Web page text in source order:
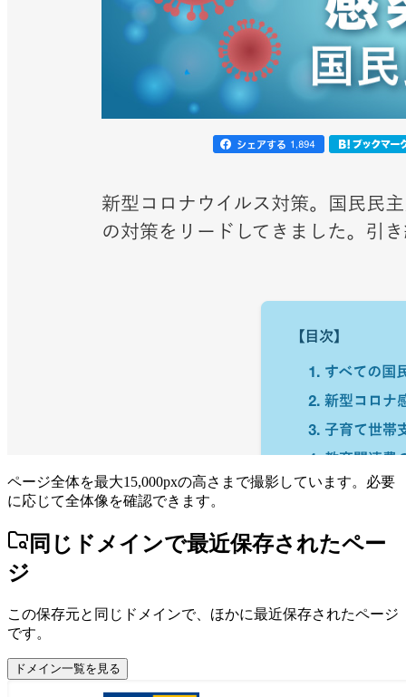
ページ全体を最大15,000pxの高さまで撮影しています。必要
に応じて全体像を確認できます。
同じドメインで最近保存されたペー
ジ
この保存元と同じドメインで、ほかに最近保存されたページ
です。
ドメイン一覧を見る